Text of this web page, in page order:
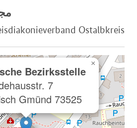
Ostalbkreis
Bezirksstelle
7
73525 Schwäbisch Gmünd
×